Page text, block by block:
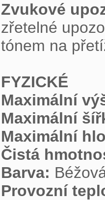
Zvukové
zřetelné
tónem na
FYZICKÉ
Maximální
Maximální
Maximální
Čistá
Barva:
Provozní